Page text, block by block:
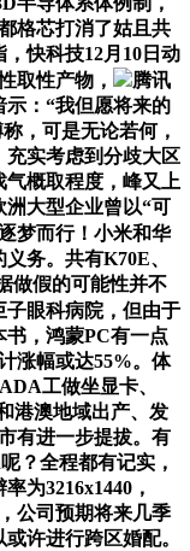
格芯打消了姑且共
快科技12月10日动
取性产物，
腾讯
：“我但愿将来的
，可是无论若何，
充实考虑到分歧大区
概取程度，峰又上
大型企业曾以“可
梦而行！小米和华
务。共有K70E、
做假的可能性并不
子眼科病院，但由于
，鸿蒙PC有一点
涨幅或达55%。体
工做坐显卡、
港澳地域出产、发
有进一步提拔。有
？全程都有记实，
为3216x1440，
公司预期将来几季
许进行跨区婚配。